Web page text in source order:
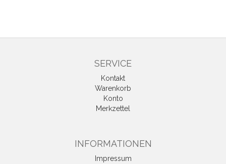
SERVICE
Kontakt
Warenkorb
Konto
Merkzettel
INFORMATIONEN
Impressum